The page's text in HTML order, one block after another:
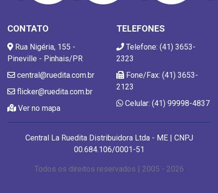
CONTATO
Rua Nigéria, 155 -
Pineville - Pinhais/PR
central@ruedita.com.br
flicker@ruedita.com.br
Ver no mapa
TELEFONES
Telefone: (41) 3653-
2323
Fone/Fax: (41) 3653-
2123
Celular: (41) 99998-4837
Central La Ruedita Distribuidora Ltda - ME | CNPJ
00.684.106/0001-51
Todos os direitos reservados | 2005 - 2026